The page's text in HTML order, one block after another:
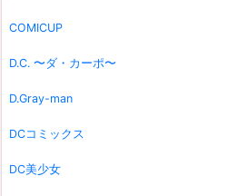
COMICUP
D.C. 〜ダ・カーポ〜
D.Gray-man
DCコミックス
DC美少女